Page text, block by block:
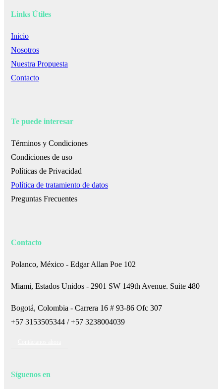
Links Útiles
Inicio
Nosotros
Nuestra Propuesta
Contacto
Te puede interesar
Términos y Condiciones
Condiciones de uso
Políticas de Privacidad
Política de tratamiento de datos
Preguntas Frecuentes
Contacto
Polanco, México - Edgar Allan Poe 102
Miami, Estados Unidos - 2901 SW 149th Avenue. Suite 480
Bogotá, Colombia - Carrera 16 # 93-86 Ofc 307
+57 3153505344 /+57 3238004039
Síguenos en